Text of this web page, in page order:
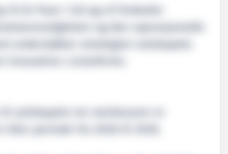
10 år fram i tid og vil forbedre
og den operasjonelle
understøtter strategien selskapets
selskapets tre merkevarer er
tiårs periode fra 2026 til 2036.